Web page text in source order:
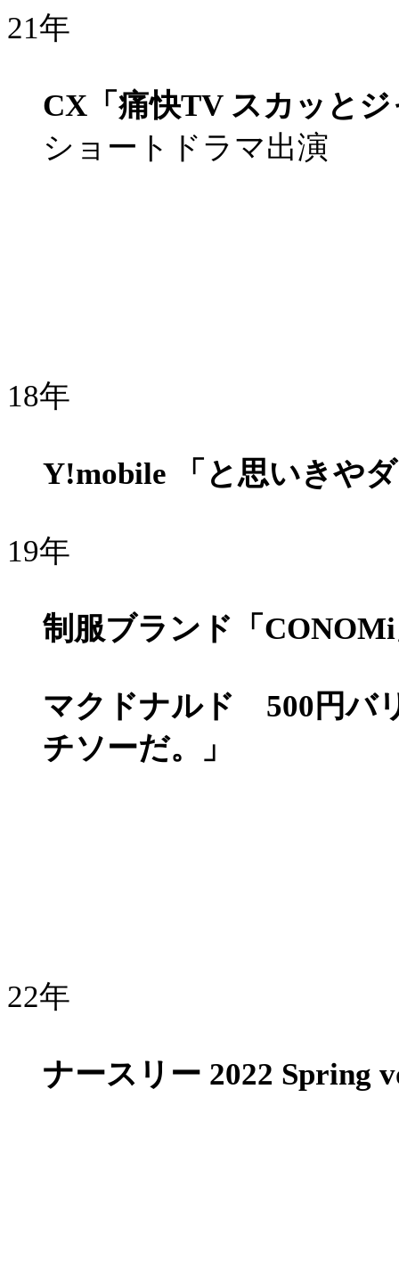
21年
CX「痛快TV スカッと
ショートドラマ出演
18年
Y!mobile 「と思いきや
19年
制服ブランド「
マクドナルド 500円バ
チソーだ。」
22年
ナースリー 2022 Spring